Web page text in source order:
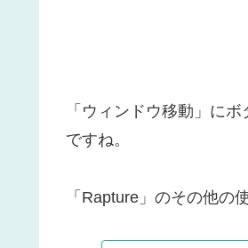
「ウィンドウ移動」に
ですね。
「Rapture」のその他の